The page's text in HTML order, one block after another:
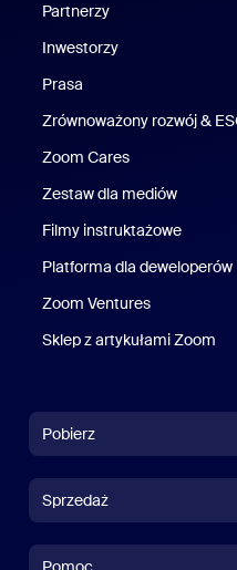
Partnerzy
Inwestorzy
Prasa
Zrównoważony rozwój &
Zoom Cares
Zestaw dla mediów
Filmy instruktażowe
Platforma dla deweloperów
Zoom Ventures
Sklep z artykułami Zoom
Pobierz
Aplikacja Zoom Rooms
Sterownik Zoom Rooms
Sprzedaż